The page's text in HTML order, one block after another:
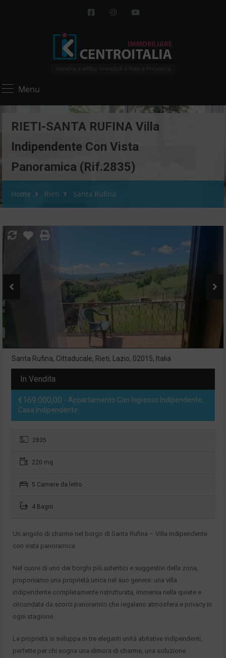
Vendita e affitto immobili a Rieti e Provincia
Menu
RIETI-SANTA RUFINA Villa
Indipendente Con Vista
Panoramica (Rif.2835)
Home Rieti Santa Rufina
Santa Rufina, Cittaducale, Rieti, Lazio, 02015, Italia
In Vendita
€169.000,00 - Appartamento Con Ingresso Indipendente,
Casa Indipendente
2835
220 mq
5 Camere da letto
4 Bagni
Un angolo di charme nel borgo di Santa Rufina – Villa indipendente
con vista panoramica
Nel cuore di uno dei borghi più autentici e suggestivi della zona,
proponiamo una proprietà unica nel suo genere: una villa
indipendente completamente ristrutturata, immersa nella quiete e
circondata da scorci panoramici che regalano atmosfera e privacy in
ogni stagione.
La proprietà si sviluppa in tre eleganti unità abitative indipendenti,
perfette per chi sogna una dimora di charme, una soluzione